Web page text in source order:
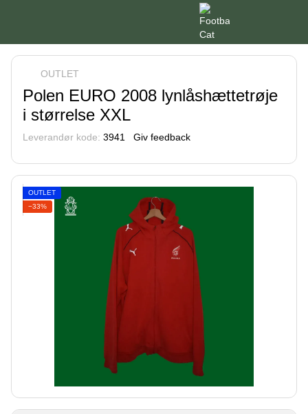
OUTLET
Polen EURO 2008 lynlåshættetrøje
i størrelse XXL
Leverandør kode: 3941 Giv feedback
OUTLET
−33%